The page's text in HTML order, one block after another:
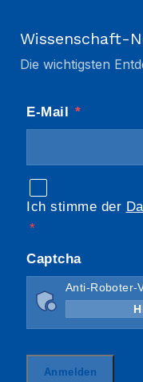
Wissenschaft-
Die wichtigsten